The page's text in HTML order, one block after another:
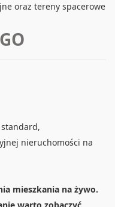
oraz tereny spacerowe
nieruchomości na
mieszkania na żywo.